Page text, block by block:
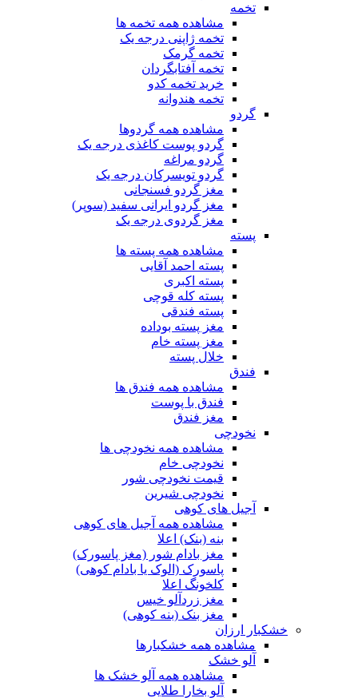
تخمه
مشاهده همه تخمه ها
تخمه ژاپنی درجه یک
تخمه گرمک
تخمه آفتابگردان
خرید تخمه کدو
تخمه هندوانه
گردو
مشاهده همه گردوها
گردو پوست کاغذی درجه یک
گردو مراغه
گردو تویسرکان درجه یک
مغز گردو فسنجانی
مغز گردو ایرانی سفید (سوپر)
مغز گردوی درجه یک
پسته
مشاهده همه پسته ها
پسته احمد آقایی
پسته اکبری
پسته کله قوچی
پسته فندقی
مغز پسته بوداده
مغز پسته خام
خلال پسته
فندق
مشاهده همه فندق ها
فندق با پوست
مغز فندق
نخودچی
مشاهده همه نخودچی ها
نخودچی خام
قیمت نخودچی شور
نخودچی شیرین
آجیل های کوهی
مشاهده همه آجیل های کوهی
بنه (بنک) اعلا
مغز بادام شور (مغز پاسورک)
پاسورک (الوک یا بادام کوهی)
کلخونگ اعلا
مغز زردآلو خیس
مغز بنک (بنه کوهی)
خشکبار ارزان
مشاهده همه خشکبارها
آلو خشک
مشاهده همه آلو خشک ها
آلو بخارا طلایی